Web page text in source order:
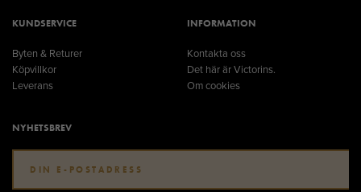
KUNDSERVICE
Byten & Returer
Köpvillkor
Leverans
INFORMATION
Kontakta oss
Det här är Victorins.
Om cookies
NYHETSBREV